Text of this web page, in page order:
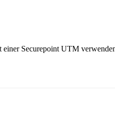
Securepoint UTM